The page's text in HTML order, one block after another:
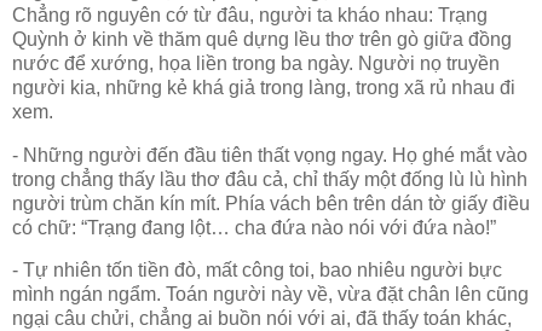
Chẳng rõ nguyên cớ từ đâu, người ta kháo nhau: Trạng
Quỳnh ở kinh về thăm quê dựng lều thơ trên gò giữa đồng
nước để xướng, họa liền trong ba ngày. Người nọ truyền
người kia, những kẻ khá giả trong làng, trong xã rủ nhau đi
xem.
- Những người đến đầu tiên thất vọng ngay. Họ ghé mắt vào
trong chẳng thấy lầu thơ đâu cả, chỉ thấy một đống lù lù hình
người trùm chăn kín mít. Phía vách bên trên dán tờ giấy điều
có chữ: “Trạng đang lột… cha đứa nào nói với đứa nào!”
- Tự nhiên tốn tiền đò, mất công toi, bao nhiêu người bực
mình ngán ngẩm. Toán người này về, vừa đặt chân lên cũng
ngại câu chửi, chẳng ai buồn nói với ai, đã thấy toán khác,